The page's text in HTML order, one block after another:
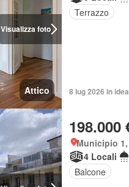
Visualizza foto
Attico
Terrazzo
8 lug 2026 in
198.000
Municipio
4 Locali
Balcone